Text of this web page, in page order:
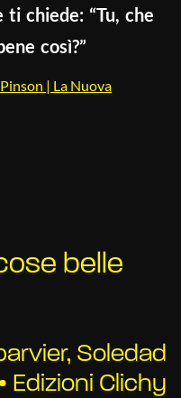
chiede: “Tu, che
così?”
| La Nuova
belle
Soledad
Edizioni Clichy